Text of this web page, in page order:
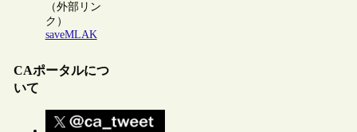
（外部リン
ク）
saveMLAK
CAポータルにつ
いて